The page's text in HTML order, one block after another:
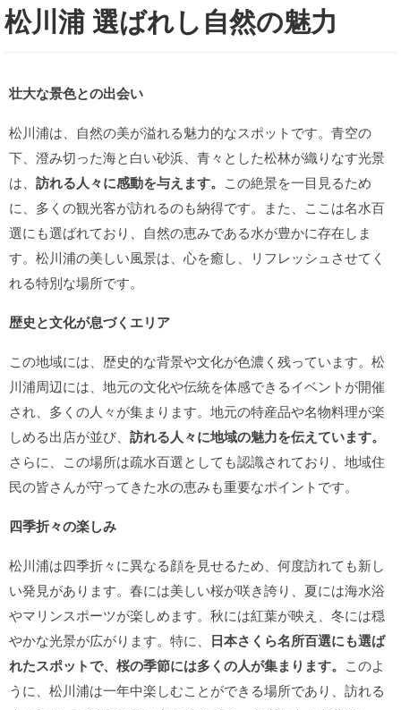
松川浦 選ばれし自然の魅力
壮大な景色との出会い
松川浦は、自然の美が溢れる魅力的なスポットです。青空の
下、澄み切った海と白い砂浜、青々とした松林が織りなす光景
は、 訪れる人々に感動を与えます。 この絶景を一目見るため
に、多くの観光客が訪れるのも納得です。また、ここは名水百
選にも選ばれており、自然の恵みである水が豊かに存在しま
す。松川浦の美しい風景は、心を癒し、リフレッシュさせてく
れる特別な場所です。
歴史と文化が息づくエリア
この地域には、歴史的な背景や文化が色濃く残っています。松
川浦周辺には、地元の文化や伝統を体感できるイベントが開催
され、多くの人々が集まります。地元の特産品や名物料理が楽
しめる出店が並び、 訪れる人々に地域の魅力を伝えています。
さらに、この場所は疏水百選としても認識されており、地域住
民の皆さんが守ってきた水の恵みも重要なポイントです。
四季折々の楽しみ
松川浦は四季折々に異なる顔を見せるため、何度訪れても新し
い発見があります。春には美しい桜が咲き誇り、夏には海水浴
やマリンスポーツが楽しめます。秋には紅葉が映え、冬には穏
やかな光景が広がります。特に、 日本さくら名所百選にも選ば
れたスポットで、桜の季節には多くの人が集まります。 このよ
うに、松川浦は一年中楽しむことができる場所であり、訪れる